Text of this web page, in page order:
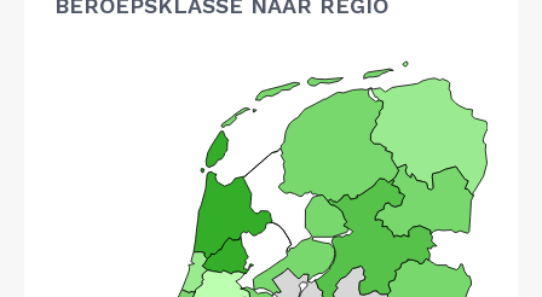
BEROEPSKLASSE NAAR REGIO